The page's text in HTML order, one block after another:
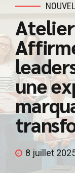
Atelier
une
8 juillet